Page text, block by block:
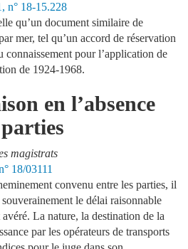
n° 18-15.228
qu’un document similaire de
mer, tel qu’un accord de réservation
pour l’application de
de 1924-1968.
en l’absence
magistrats
18/03111
convenu entre les parties, il
le délai raisonnable
La nature, la destination de la
par les opérateurs de transports